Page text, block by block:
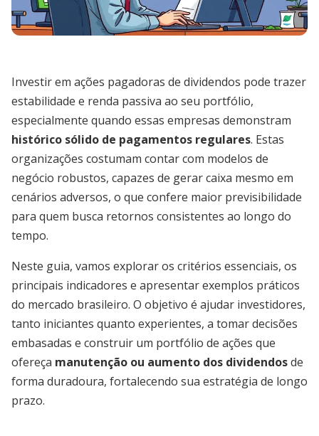
Investir em ações pagadoras de dividendos pode trazer
estabilidade e renda passiva ao seu portfólio,
especialmente quando essas empresas demonstram
histórico sólido de pagamentos regulares. Estas
organizações costumam contar com modelos de
negócio robustos, capazes de gerar caixa mesmo em
cenários adversos, o que confere maior previsibilidade
para quem busca retornos consistentes ao longo do
tempo.
Neste guia, vamos explorar os critérios essenciais, os
principais indicadores e apresentar exemplos práticos
do mercado brasileiro. O objetivo é ajudar investidores,
tanto iniciantes quanto experientes, a tomar decisões
embasadas e construir um portfólio de ações que
ofereça manutenção ou aumento dos dividendosde
forma duradoura, fortalecendo sua estratégia de longo
prazo.